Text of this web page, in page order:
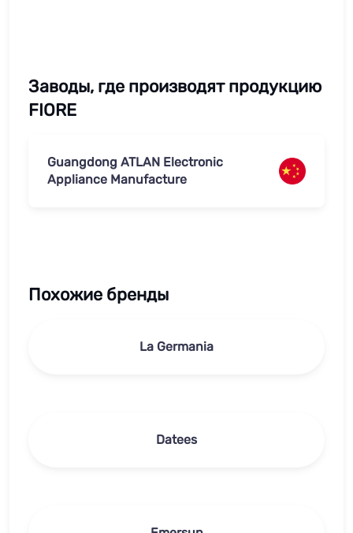
Заводы, где производят продукцию
FIORE
Guangdong ATLAN Electronic
Appliance Manufacture
Похожие бренды
La Germania
Datees